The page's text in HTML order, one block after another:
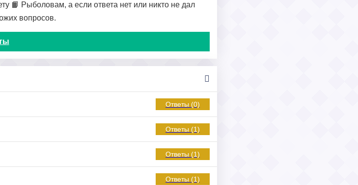
📙 Рыболовам, а если ответа нет или никто не дал
вопросов.
Ответы (0)
Ответы (1)
Ответы (1)
Ответы (1)